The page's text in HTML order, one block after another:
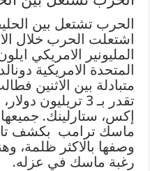
الحرب تشتعل بين
اشتعلت الحرب خلال
المليونير الامريكي
المتحدة الامريكية
متبادلة بين الاثنين
تقدر بـ 3
إكس، ستارلينك.
ماسك ترامب بكشف
وصفها بالاكثر ظلمة،
رغبة ماسك في عزله.